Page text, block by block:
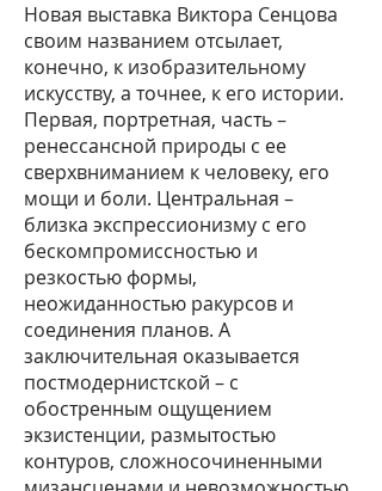
Новая выставка Виктора Сенцова
своим названием отсылает,
конечно, к изобразительному
искусству, а точнее, к его истории.
Первая, портретная, часть –
ренессансной природы с ее
сверхвниманием к человеку, его
мощи и боли. Центральная –
близка экспрессионизму с его
бескомпромиссностью и
резкостью формы,
неожиданностью ракурсов и
соединения планов. А
заключительная оказывается
постмодернистской – с
обостренным ощущением
экзистенции, размытостью
контуров, сложносочиненными